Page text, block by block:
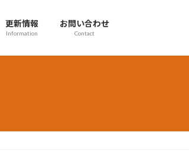
更新情報
Information
お問い合わせ
Contact